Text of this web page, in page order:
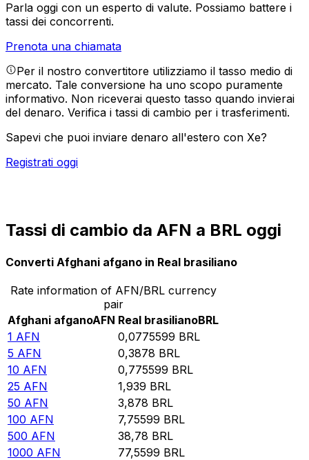
Parla oggi con un esperto di valute. Possiamo battere i
tassi dei concorrenti.
Prenota una chiamata
Per il nostro convertitore utilizziamo il tasso medio di
mercato. Tale conversione ha uno scopo puramente
informativo. Non riceverai questo tasso quando invierai
del denaro. Verifica i tassi di cambio per i trasferimenti.
Sapevi che puoi inviare denaro all'estero con Xe?
Registrati oggi
Tassi di cambio da AFN a BRL oggi
Converti Afghani afgano in Real brasiliano
Rate information of AFN/BRL currency
pair
Afghani afganoAFN Real brasilianoBRL
1 AFN 0,0775599 BRL
5 AFN 0,3878 BRL
10 AFN 0,775599 BRL
25 AFN 1,939 BRL
50 AFN 3,878 BRL
100 AFN 7,75599 BRL
500 AFN 38,78 BRL
1000 AFN 77,5599 BRL